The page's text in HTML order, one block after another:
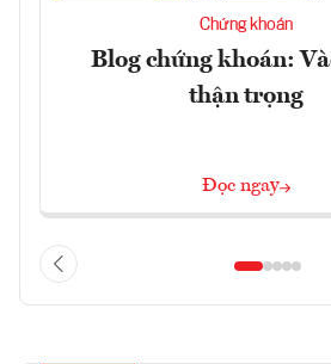
Chứng khoán
Blog chứng khoán:
thận trọng
Đọc ngay